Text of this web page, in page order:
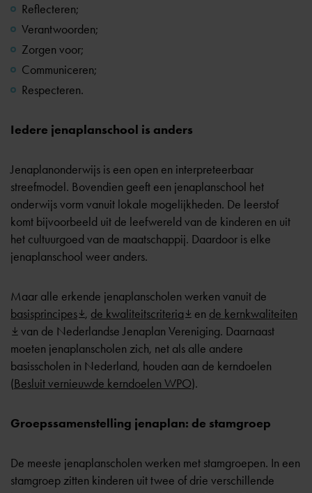
Reflecteren;
Verantwoorden;
Zorgen voor;
Communiceren;
Respecteren.
Iedere jenaplanschool is anders
Jenaplanonderwijs is een open en interpreteerbaar
streefmodel. Bovendien geeft een jenaplanschool het
onderwijs vorm vanuit lokale mogelijkheden. De leerstof
komt bijvoorbeeld uit de leefwereld van de kinderen en uit
het cultuurgoed van de maatschappij. Daardoor is elke
jenaplanschool weer anders.
Maar alle erkende jenaplanscholen werken vanuit de
basisprincipes , de kwaliteitscriteria en de kernkwaliteiten
van de Nederlandse Jenaplan Vereniging. Daarnaast
moeten jenaplanscholen zich, net als alle andere
basisscholen in Nederland, houden aan de kerndoelen
(Besluit vernieuwde kerndoelen WPO).
Groepssamenstelling jenaplan: de stamgroep
De meeste jenaplanscholen werken met stamgroepen. In een
stamgroep zitten kinderen uit twee of drie verschillende